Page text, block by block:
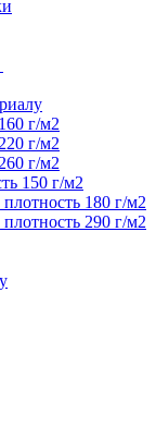
г/м2
г/м2
г/м2
150 г/м2
180 г/м2
290 г/м2